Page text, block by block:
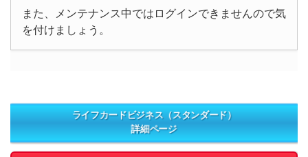
また、メンテナンス中ではログインできませんので気
を付けましょう。
ライフカードビジネス（スタンダード）
詳細ページ